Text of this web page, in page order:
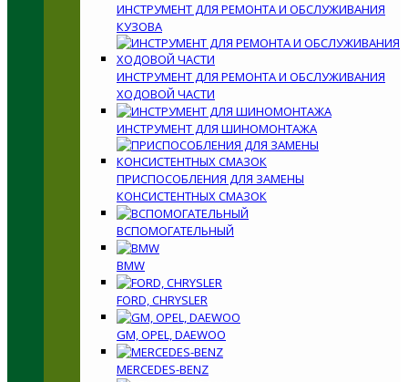
ИНСТРУМЕНТ ДЛЯ РЕМОНТА И ОБСЛУЖИВАНИЯ
КУЗОВА
ИНСТРУМЕНТ ДЛЯ РЕМОНТА И ОБСЛУЖИВАНИЯ
ХОДОВОЙ ЧАСТИ
ИНСТРУМЕНТ ДЛЯ ШИНОМОНТАЖА
ПРИСПОСОБЛЕНИЯ ДЛЯ ЗАМЕНЫ
КОНСИСТЕНТНЫХ СМАЗОК
ВСПОМОГАТЕЛЬНЫЙ
BMW
FORD, CHRYSLER
GM, OPEL, DAEWOO
MERCEDES-BENZ